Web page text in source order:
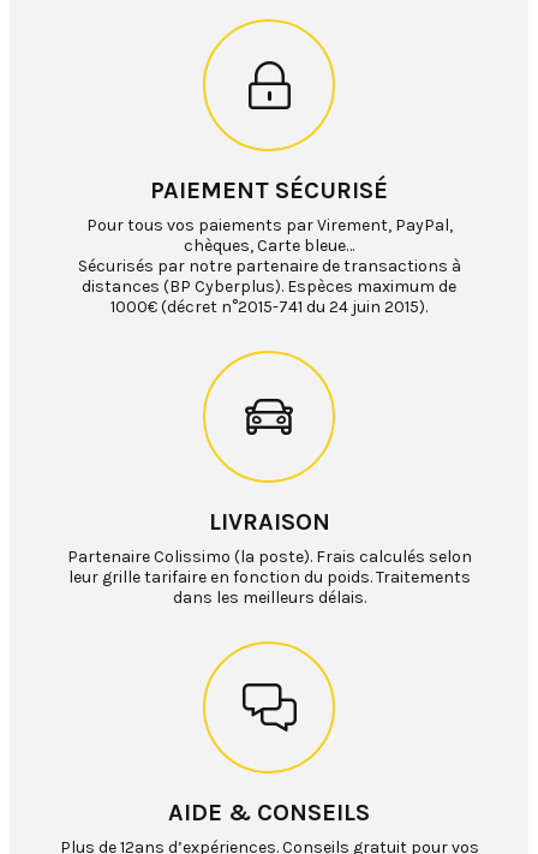
PAIEMENT SÉCURISÉ
Pour tous vos paiements par Virement, PayPal,
chèques, Carte bleue…
Sécurisés par notre partenaire de transactions à
distances (BP Cyberplus). Espèces maximum de
1000€ (décret n°2015-741 du 24 juin 2015).
LIVRAISON
Partenaire Colissimo (la poste). Frais calculés selon
leur grille tarifaire en fonction du poids. Traitements
dans les meilleurs délais.
AIDE & CONSEILS
Plus de 12ans d’expériences. Conseils gratuit pour vos